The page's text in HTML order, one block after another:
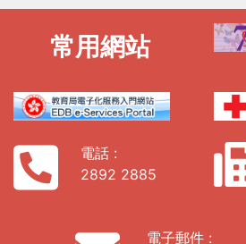
常用網站
電話 :
2892 2885
電子郵件 :